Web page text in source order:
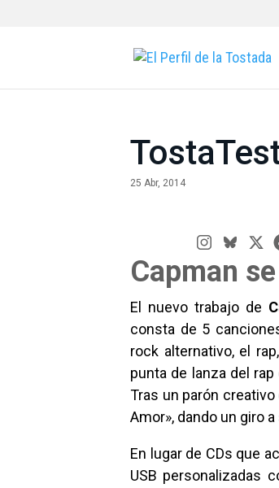
25 Abr, 2014
Capman
El nuevo trabajo de
consta de 5
rock alternativo, el
punta de lanza del
Tras un parón
Amor», dando un giro
En lugar de CDs que
USB personalizadas